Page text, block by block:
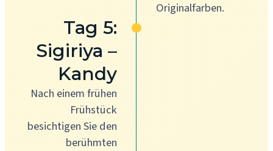
Originalfarben.
Tag 5:
Sigiriya –
Kandy
Nach einem frühen
Frühstück
besichtigen Sie den
berühmten